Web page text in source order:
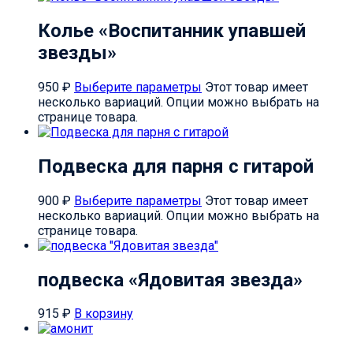
Колье «Воспитанник упавшей
звезды»
950 ₽ Выберите параметры Этот товар имеет
несколько вариаций. Опции можно выбрать на
странице товара.
Подвеска для парня с гитарой
900 ₽ Выберите параметры Этот товар имеет
несколько вариаций. Опции можно выбрать на
странице товара.
подвеска «Ядовитая звезда»
915 ₽ В корзину